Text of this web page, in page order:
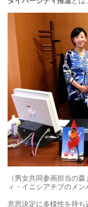
（男女共同参画担当の
ィ・イニシアチブのメン
意思決定に多様性を持